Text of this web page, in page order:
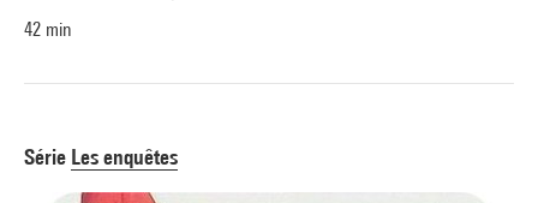
42 min
Série Les enquêtes